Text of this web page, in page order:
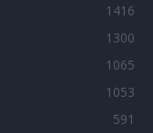
1416
1300
1065
1053
591